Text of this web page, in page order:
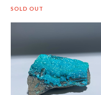
SOLD OUT